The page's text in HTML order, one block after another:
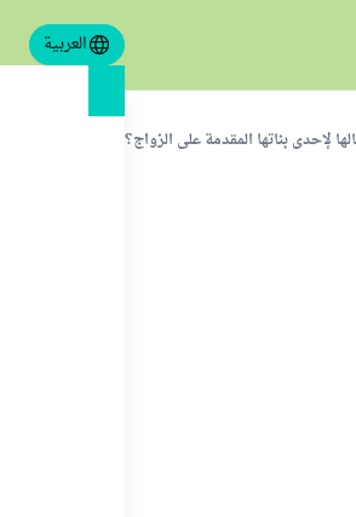
العربية
لإحدى بناتها المقدمة على الزواج؟